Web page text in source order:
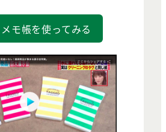
モ帳を使ってみる